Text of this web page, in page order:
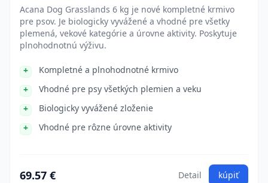
Acana Dog Grasslands 6 kg je nové kompletné krmivo
pre psov. Je biologicky vyvážené a vhodné pre všetky
plemená, vekové kategórie a úrovne aktivity. Poskytuje
plnohodnotnú výživu.
Kompletné a plnohodnotné krmivo
Vhodné pre psy všetkých plemien a veku
Biologicky vyvážené zloženie
Vhodné pre rôzne úrovne aktivity
69.57 € Detail kúpiť